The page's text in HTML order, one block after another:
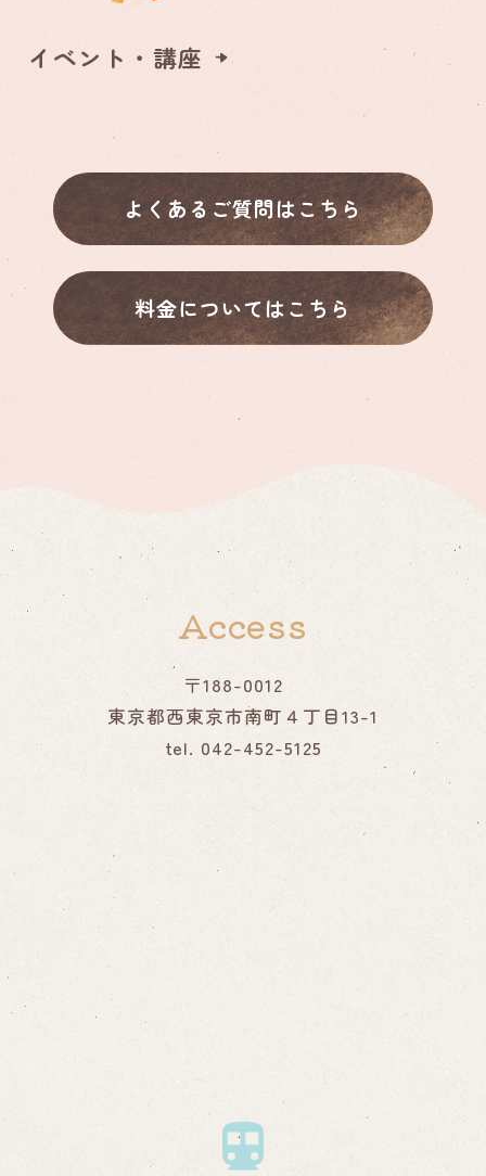
イベント・講座
よくあるご質問はこちら
料金についてはこちら
Access
〒188-0012
東京都西東京市南町４丁目13-1
tel. 042-452-5125